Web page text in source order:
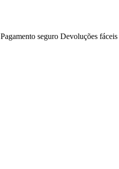
Pagamento seguro Devoluções fáceis